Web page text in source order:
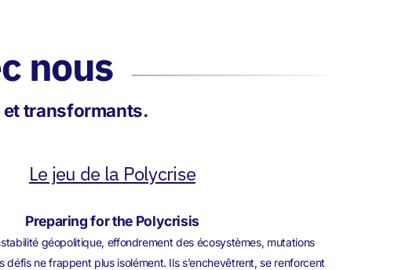
nous
transformants.
Le jeu de la Polycrise
Preparing for the Polycrisis
géopolitique, effondrement des écosystèmes, mutations
défis ne frappent plus isolément. Ils s’enchevêtrent, se renforcent